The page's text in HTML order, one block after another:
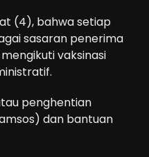
(4), bahwa setiap
sasaran penerima
vaksinasi
penghentian
dan bantuan